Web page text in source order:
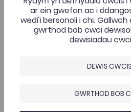
E-Bost
ar ein gwefan ac i
wedi'i bersonoli i chi.
gwrthod bob cwci
dewisiadau
DEWIS CWCIS
GWRTHOD BOB